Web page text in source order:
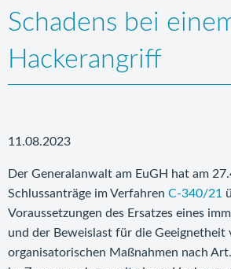
Schadens bei
Hackerangriff
11.08.2023
Der Generalanwalt am EuGH hat am
Schlussanträge im Verfahren C-340/21
Voraussetzungen des Ersatzes eines
und der Beweislast für die Geeignetheit
organisatorischen Maßnahmen nach